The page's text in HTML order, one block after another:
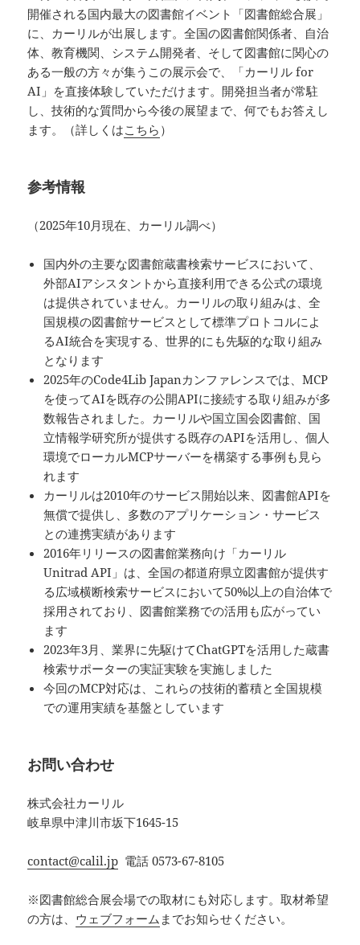
開催される国内最大の図書館イベント「図書館総合展」
に、カーリルが出展します。全国の図書館関係者、自治
体、教育機関、システム開発者、そして図書館に関心の
ある一般の方々が集うこの展示会で、「カーリル for
AI」を直接体験していただけます。開発担当者が常駐
し、技術的な質問から今後の展望まで、何でもお答えし
ます。（詳しくはこちら ）
参考情報
（2025年10月現在、カーリル調べ）
国内外の主要な図書館蔵書検索サービスにおいて、
外部AIアシスタントから直接利用できる公式の環境
は提供されていません。カーリルの取り組みは、全
国規模の図書館サービスとして標準プロトコルによ
るAI統合を実現する、世界的にも先駆的な取り組み
となります
2025年のCode4Lib Japanカンファレンスでは、MCP
を使ってAIを既存の公開APIに接続する取り組みが多
数報告されました。カーリルや国立国会図書館、国
立情報学研究所が提供する既存のAPIを活用し、個人
環境でローカルMCPサーバーを構築する事例も見ら
れます
カーリルは2010年のサービス開始以来、図書館APIを
無償で提供し、多数のアプリケーション・サービス
との連携実績があります
2016年リリースの図書館業務向け「カーリル
Unitrad API」は、全国の都道府県立図書館が提供す
る広域横断検索サービスにおいて50%以上の自治体で
採用されており、図書館業務での活用も広がってい
ます
2023年3月、業界に先駆けてChatGPTを活用した蔵書
検索サポーターの実証実験を実施しました
今回のMCP対応は、これらの技術的蓄積と全国規模
での運用実績を基盤としています
お問い合わせ
株式会社カーリル
岐阜県中津川市坂下1645-15
contact@calil.jp 電話 0573-67-8105
※図書館総合展会場での取材にも対応します。取材希望
の方は、 ウェブフォーム までお知らせください。